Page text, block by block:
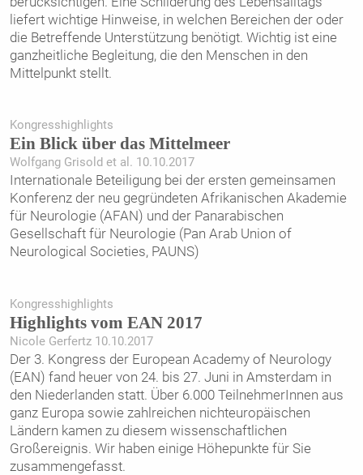
liefert wichtige Hinweise, in welchen Bereichen der oder
die Betreffende Unterstützung benötigt. Wichtig ist eine
ganzheitliche Begleitung, die den Menschen in den
Mittelpunkt stellt.
Kongresshighlights
Ein Blick über das Mittelmeer
Wolfgang Grisold et al. 10.10.2017
Internationale Beteiligung bei der ersten gemeinsamen
Konferenz der neu gegründeten Afrikanischen Akademie
für Neurologie (AFAN) und der Panarabischen
Gesellschaft für Neurologie (Pan Arab Union of
Neurological Societies, PAUNS)
Kongresshighlights
Highlights vom EAN 2017
Nicole Gerfertz 10.10.2017
Der 3. Kongress der European Academy of Neurology
(EAN) fand heuer von 24. bis 27. Juni in Amsterdam in
den Niederlanden statt. Über 6.000 TeilnehmerInnen aus
ganz Europa sowie zahlreichen nichteuropäischen
Ländern kamen zu diesem wissenschaftlichen
Großereignis. Wir haben einige Höhepunkte für Sie
zusammen­gefasst.